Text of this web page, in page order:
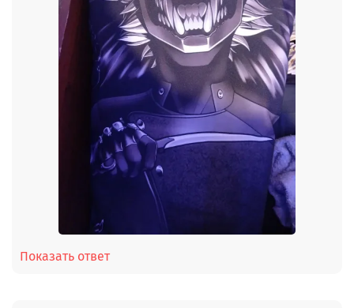
Показать ответ